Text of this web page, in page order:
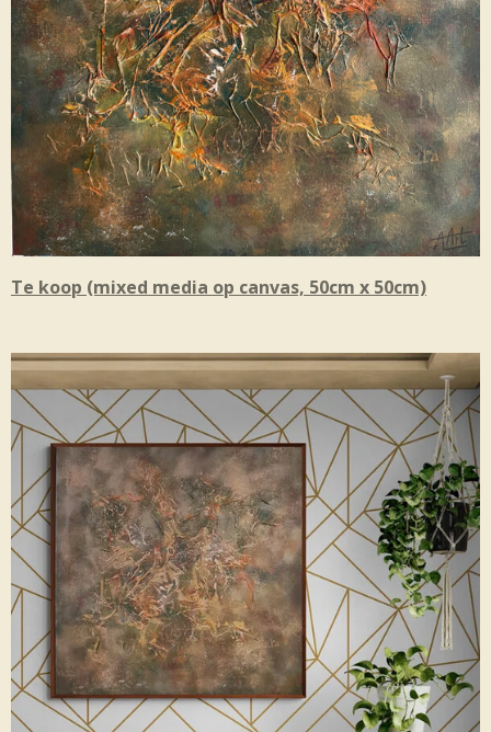
Te koop (mixed media op canvas, 50cm x 50cm)